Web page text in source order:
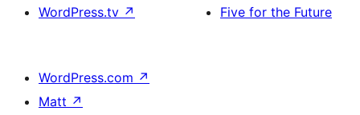
WordPress.tv ↗
Five for the Future
WordPress.com ↗
Matt ↗